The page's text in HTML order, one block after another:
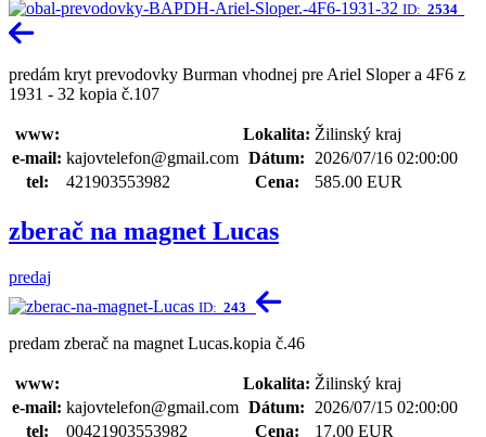
ID: 2534
predám kryt prevodovky Burman vhodnej pre Ariel Sloper a 4F6 z
1931 - 32 kopia č.107
www: Lokalita: Žilinský kraj
e-mail: kajovtelefon@gmail.com Dátum:
2026/07/16 02:00:00
tel:
421903553982 Cena: 585.00 EUR
zberač na magnet Lucas
predaj
ID: 243
predam zberač na magnet Lucas.kopia č.46
www: Lokalita: Žilinský kraj
e-mail: kajovtelefon@gmail.com Dátum:
2026/07/15 02:00:00
tel:
00421903553982 Cena: 17.00 EUR